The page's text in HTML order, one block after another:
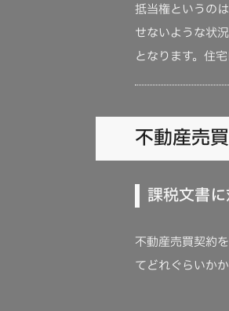
抵当権というの
せないような状
となります。住
不動産売
課税文書
不動産売買契約
てどれぐらいか